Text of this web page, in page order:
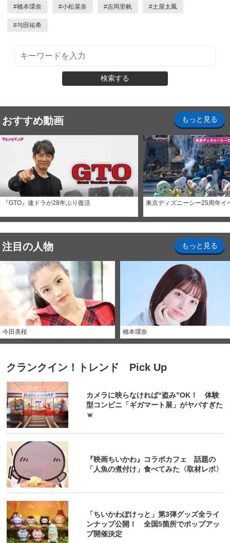
#橋本環奈 #小松菜奈 #吉岡里帆 #土屋太鳳
#与田祐希
検索する
おすすめ動画 もっと見る
『GTO』連ドラが28年ぶり復活 東京ディズニーシー25周年イ
注目の人物 もっと見る
今田美桜 橋本環奈
クランクイン！トレンド Pick Up
カメラに映らなければ“盗み”OK！ 体験
型コンビニ「ギガマート展」がヤバすぎた
ｗ
『映画ちいかわ』コラボカフェ 話題の
「人魚の煮付け」食べてみた〈取材レポ〉
「ちいかわぽけっと」第3弾グッズ全ライ
ンナップ公開！ 全国5箇所でポップアッ
プ開催決定